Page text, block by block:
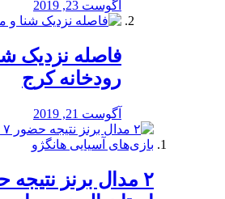
آگوست 23, 2019
️فاصله نزدیک
رودخانه کرج
آگوست 21, 2019